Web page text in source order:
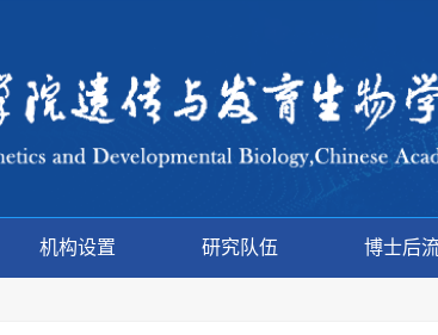
机构设置 研究队伍 博士后